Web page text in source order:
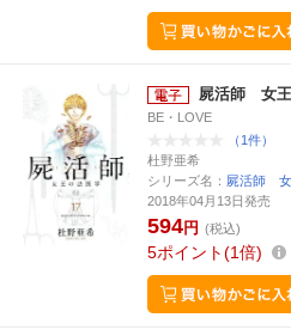
屍活師 女王
BE・LOVE
（1件）
杜野亜希
シリーズ名： 屍活師 女
2018年04月13日発売
594円 (税込)
5ポイント 1倍